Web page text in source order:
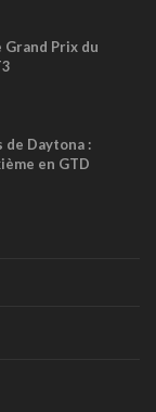
Prix du
Daytona :
en GTD